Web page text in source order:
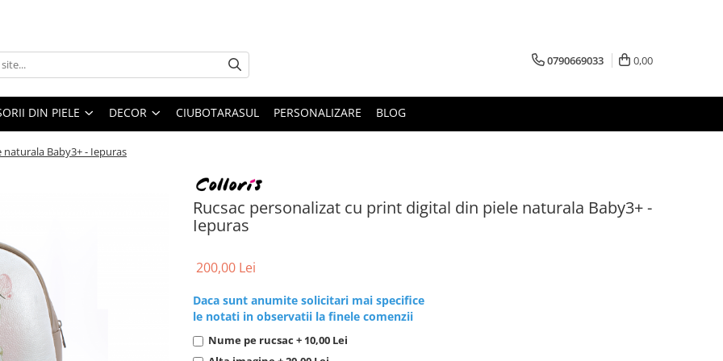
0790669033 0,00
DIN PIELE DECOR CIUBOTARASUL PERSONALIZARE BLOG
Baby3+ - Iepuras
Rucsac personalizat cu print digital din piele naturala Baby3+ -
Iepuras
200,00 Lei
Daca sunt anumite solicitari mai specifice
le notati in observatii la finele comenzii
Nume pe rucsac + 10,00 Lei